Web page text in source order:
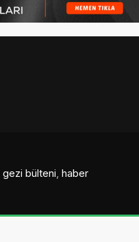
gezi bülteni, haber